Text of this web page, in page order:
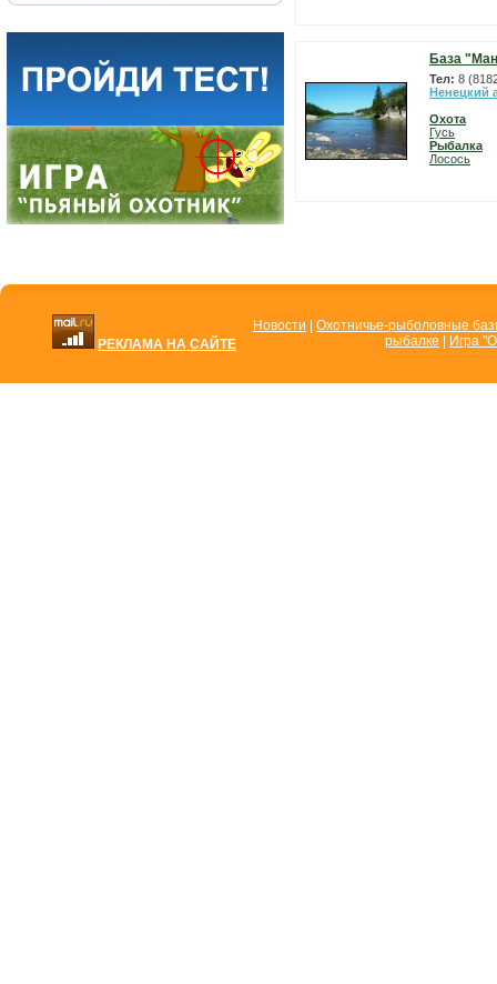
База
Тел: 8
Ненецкий
Охота
Гусь
Рыбалка
Лосось
РЕКЛАМА НА САЙТЕ
Новости
Охотничье-рыболовные
рыбалке
Игра